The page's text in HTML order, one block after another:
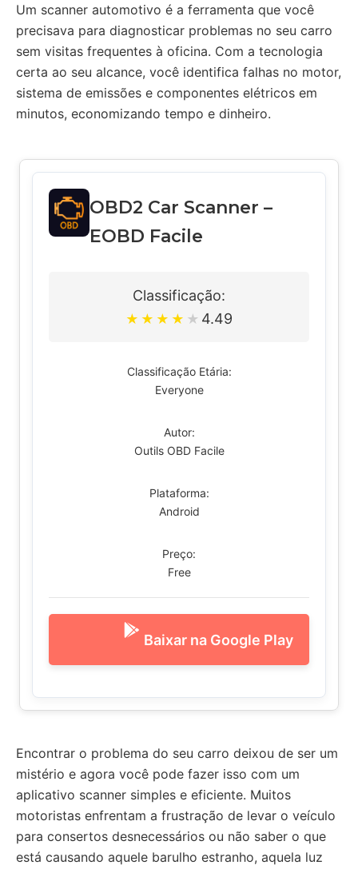
Um scanner automotivo é a ferramenta que você
precisava para diagnosticar problemas no seu carro
sem visitas frequentes à oficina. Com a tecnologia
certa ao seu alcance, você identifica falhas no motor,
sistema de emissões e componentes elétricos em
minutos, economizando tempo e dinheiro.
OBD2 Car Scanner –
EOBD Facile
Classificação:
★ ★ ★ ★ ★ 4.49
Classificação Etária:
Everyone
Autor:
Outils OBD Facile
Plataforma:
Android
Preço:
Free
Baixar na Google Play
Encontrar o problema do seu carro deixou de ser um
mistério e agora você pode fazer isso com um
aplicativo scanner simples e eficiente. Muitos
motoristas enfrentam a frustração de levar o veículo
para consertos desnecessários ou não saber o que
está causando aquele barulho estranho, aquela luz